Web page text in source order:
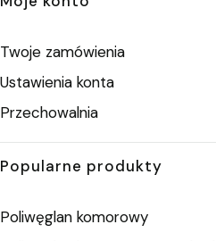
Twoje zamówienia
Ustawienia konta
Przechowalnia
Popularne produkty
Poliwęglan komorowy